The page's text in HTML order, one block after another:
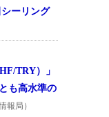
ーリング
TRY）」
も高水準の
報局）